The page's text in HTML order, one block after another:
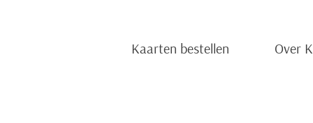
Kaarten bestellen Over